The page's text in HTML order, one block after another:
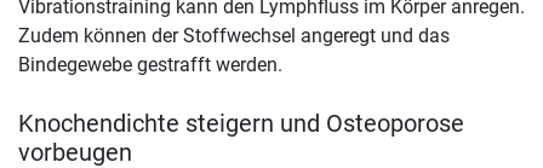
Vibrationstraining kann den Lymphfluss im Körper anregen.
Zudem können der Stoffwechsel angeregt und das
Bindegewebe gestrafft werden.
Knochendichte steigern und Osteoporose
vorbeugen